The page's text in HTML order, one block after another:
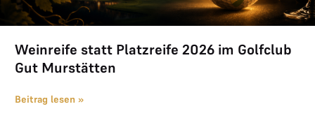
Weinreife statt Platzreife 2026 im Golfclub
Gut Murstätten
Beitrag lesen »